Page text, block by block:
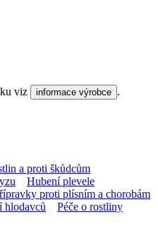
viz informace výrobce .
a proti škůdcům
Hubení plevele
proti plísním a chorobám
hlodavců
Péče o rostliny